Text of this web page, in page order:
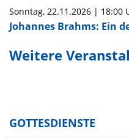
Sonntag, 22.11.2026 | 18:00
Johannes Brahms: Ein
Weitere
GOTTESDIENSTE